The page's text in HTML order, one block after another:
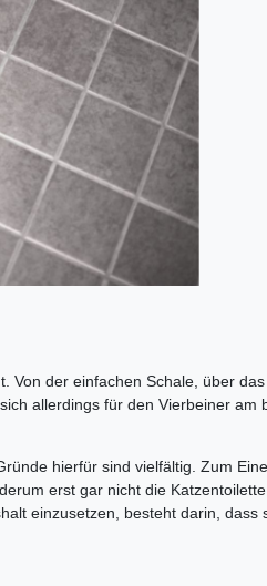
Von der einfachen Schale, über
allerdings für den Vierbeiner am
hierfür sind vielfältig. Zum
erst gar nicht die
einzusetzen, besteht darin, dass